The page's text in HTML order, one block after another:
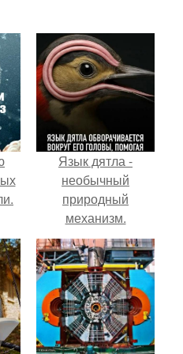
Язык дятла -
необычный
природный
механизм.